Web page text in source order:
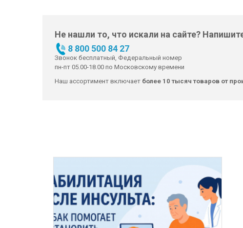
Не нашли то, что искали на сайте?
8 800 500 84 27
Звонок бесплатный, Федеральный номер
пн-пт 05.00-18.00 по Московскому времени
Наш ассортимент включает более 10 тысяч товаров от